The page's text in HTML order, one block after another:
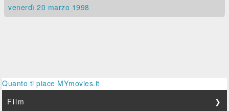
venerdì 20 marzo 1998
Quanto ti piace MYmovies.it
Film
❯